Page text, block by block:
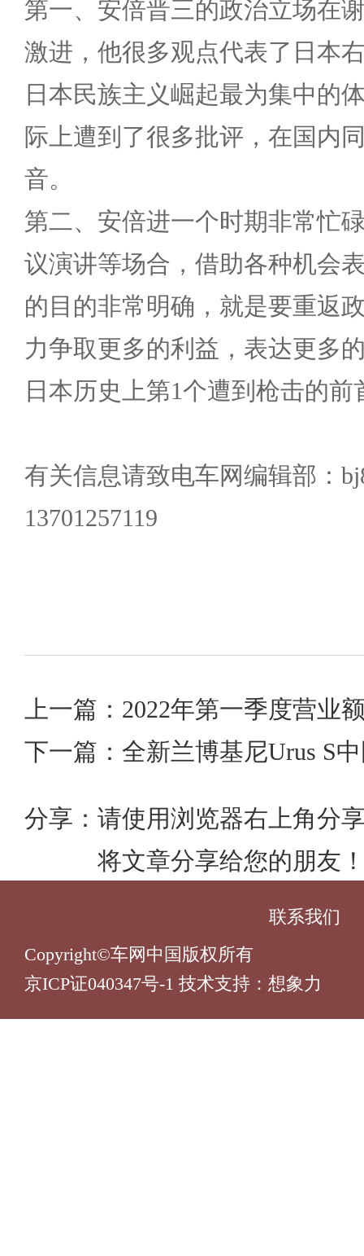
第一、安倍晋三的政治立场在
激进，他很多观点代表了日本
日本民族主义崛起最为集中的
际上遭到了很多批评，在国内
音。
第二、安倍进一个时期非常忙
议演讲等场合，借助各种机会
的目的非常明确，就是要重返
力争取更多的利益，表达更多
日本历史上第1个遭到枪击的前
有关信息请致电车网编辑部：
13701257119
上一篇：2022年第一季度营业
下一篇：全新兰博基尼Urus S
分享： 请使用浏览器右上角分
将文章分享给您的朋友
联系我们
Copyright©车网中国版权所有
京ICP证040347号-1 技术支持： 想象力